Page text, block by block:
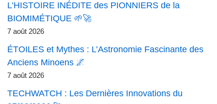
L’HISTOIRE INÉDITE des PIONNIERS de la
BIOMIMÉTIQUE 🌱🚀
7 août 2026
ÉTOILES et Mythes : L’Astronomie Fascinante des
Anciens Minoens 🌌
7 août 2026
TECHWATCH : Les Dernières Innovations du